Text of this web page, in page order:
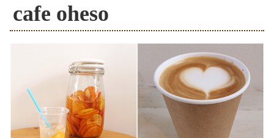
cafe oheso